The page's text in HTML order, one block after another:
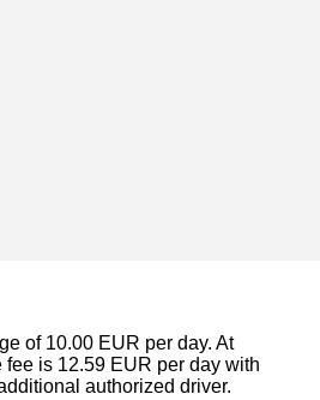
of 10.00 EUR per day. At
is 12.59 EUR per day with
authorized driver.